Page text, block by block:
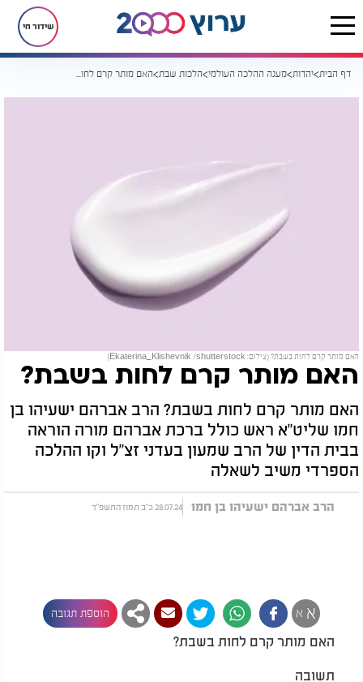
שידור חי
דף הבית יהדות מענה ההלכה העולמי הלכות שבת האם מותר קרם לחות בשבת?
האם מותר קרם לחות בשבת? (צילום: Ekaterina_Klishevnik /shutterstock)
האם מותר קרם לחות בשבת?
האם מותר קרם לחות בשבת? הרב אברהם ישעיהו בן
חמו שליט"א ראש כולל ברכת אברהם מורה הוראה
בבית הדין של הרב שמעון בעדני זצ"ל וקו ההלכה
הספרדי משיב לשאלה
הרב אברהם ישעיהו בן חמו 28.07.24 כ"ב תמוז התשפ"ד
א א הוספת תגובה
האם מותר קרם לחות בשבת?
תשובה